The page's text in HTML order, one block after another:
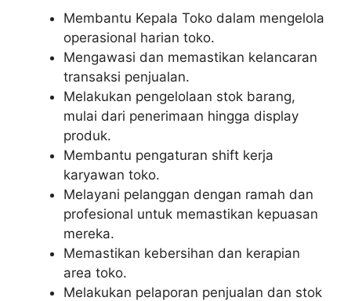
Membantu Kepala Toko dalam mengelola
operasional harian toko.
Mengawasi dan memastikan kelancaran
transaksi penjualan.
Melakukan pengelolaan stok barang,
mulai dari penerimaan hingga display
produk.
Membantu pengaturan shift kerja
karyawan toko.
Melayani pelanggan dengan ramah dan
profesional untuk memastikan kepuasan
mereka.
Memastikan kebersihan dan kerapian
area toko.
Melakukan pelaporan penjualan dan stok